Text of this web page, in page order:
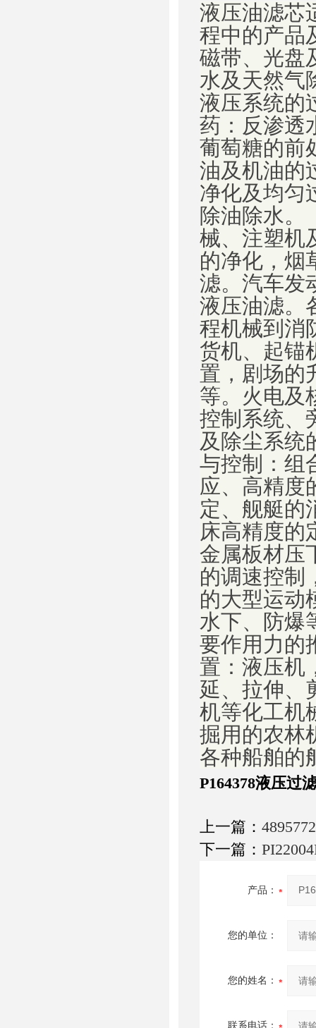
液压油滤
程中的产品
磁带、光盘
水及天然
液压系统的
药：反渗透
葡萄糖的前
油及机油的
净化及均匀
除油除水
械、注塑机
的净化，烟
滤。汽车发
液压油滤。
程机械到消
货机、起锚
置，剧场的
等。火电及
控制系统、
及除尘系统
与控制：
应、高精度
定、舰艇的
床高精度的
金属板材压
的调速控制
的大型运动
水下、防
要作用力的
置：液压机
延、拉伸、
机等化工机
掘用的农林
各种船舶的
P164378液压过
上一篇：
下一篇：
产品：
您的单位：
您的姓名：
联系电话：